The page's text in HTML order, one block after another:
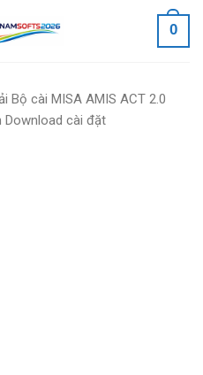
0
Bộ cài MISA AMIS ACT 2.0
Download cài đặt